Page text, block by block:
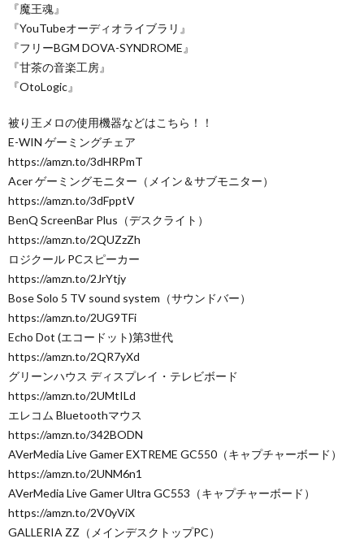
『魔王魂』
『YouTubeオーディオライブラリ』
『フリーBGM DOVA-SYNDROME』
『甘茶の音楽工房』
『OtoLogic』
被り王メロの使用機器などはこちら！！
E-WIN ゲーミングチェア
https://amzn.to/3dHRPmT
Acer ゲーミングモニター（メイン＆サブモニター）
https://amzn.to/3dFpptV
BenQ ScreenBar Plus（デスクライト）
https://amzn.to/2QUZzZh
ロジクール PCスピーカー
https://amzn.to/2JrYtjy
Bose Solo 5 TV sound system（サウンドバー）
https://amzn.to/2UG9TFi
Echo Dot (エコードット)第3世代
https://amzn.to/2QR7yXd
グリーンハウス ディスプレイ・テレビボード
https://amzn.to/2UMtILd
エレコム Bluetoothマウス
https://amzn.to/342BODN
AVerMedia Live Gamer EXTREME GC550（キャプチャーボード）
https://amzn.to/2UNM6n1
AVerMedia Live Gamer Ultra GC553（キャプチャーボード）
https://amzn.to/2V0yViX
GALLERIA ZZ（メインデスクトップPC）